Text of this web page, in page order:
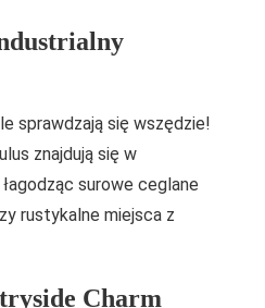
sprawdzają się wszędzie!
znajdują się w
surowe ceglane
rustykalne miejsca z
Charm